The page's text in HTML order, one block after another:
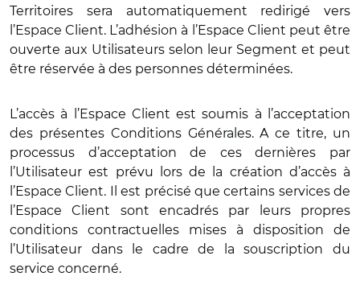
Territoires sera automatiquement redirigé vers
l’Espace Client. L’adhésion à l’Espace Client peut être
ouverte aux Utilisateurs selon leur Segment et peut
être réservée à des personnes déterminées.
L’accès à l’Espace Client est soumis à l’acceptation
des présentes Conditions Générales. A ce titre, un
processus d’acceptation de ces dernières par
l’Utilisateur est prévu lors de la création d’accès à
l’Espace Client. Il est précisé que certains services de
l’Espace Client sont encadrés par leurs propres
conditions contractuelles mises à disposition de
l’Utilisateur dans le cadre de la souscription du
service concerné.